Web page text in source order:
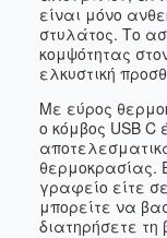
είναι μόνο
στυλάτος. Το
κομψότητας
ελκυστική
Με εύρος
ο κόμβος USB C
θερμοκρασίας.
γραφείο είτε
μπορείτε να
διατηρήσετε τη